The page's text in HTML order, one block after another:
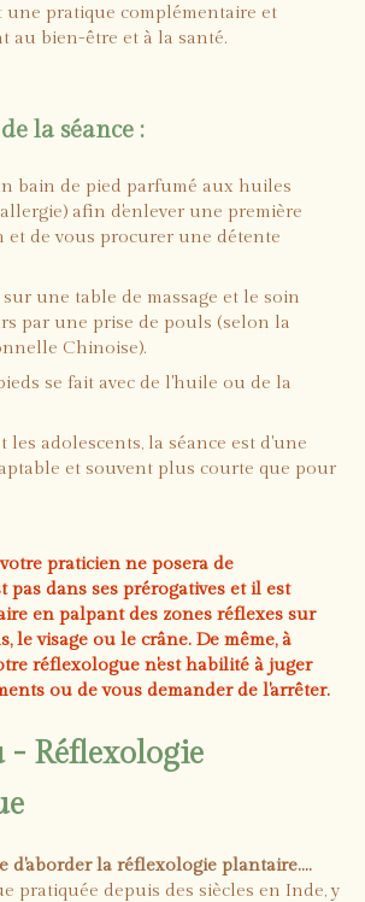
une pratique complémentaire et
au bien-être et à la santé.
la séance :
bain de pied parfumé aux huiles
afin d'enlever une première
et de vous procurer une détente
une table de massage et le soin
par une prise de pouls (selon la
Chinoise).
se fait avec de l'huile ou de la
les adolescents, la séance est d'une
et souvent plus courte que pour
praticien ne posera de
pas dans ses prérogatives et il est
en palpant des zones réflexes sur
le visage ou le crâne. De même, à
réflexologue n'est habilité à juger
ou de vous demander de l'arrêter.
- Réflexologie
d'aborder la réflexologie plantaire....
pratiquée depuis des siècles en Inde, y